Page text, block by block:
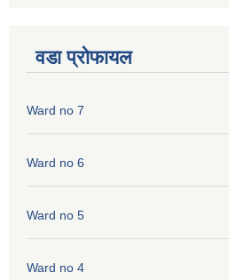
वडा प्रोफायल
Ward no 7
Ward no 6
Ward no 5
Ward no 4